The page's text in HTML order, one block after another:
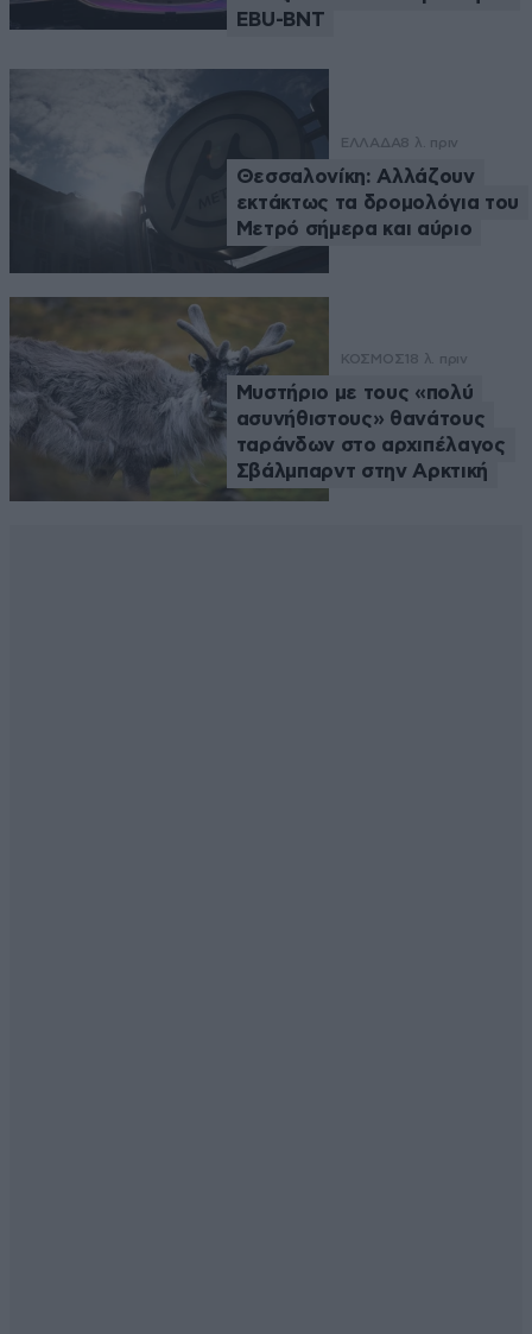
EBU-BNT
ΕΛΛΑΔΑ8 λ. πριν
Θεσσαλονίκη: Αλλάζουν
εκτάκτως τα δρομολόγια του
Μετρό σήμερα και αύριο
ΚΟΣΜΟΣ 18 λ. πριν
Μυστήριο με τους «πολύ
ασυνήθιστους» θανάτους
ταράνδων στο αρχιπέλαγος
Σβάλμπαρντ στην Αρκτική